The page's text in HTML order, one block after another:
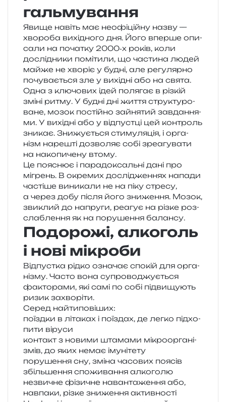
гальмування
Явище навіть має нео­фі­цій­ну назву —
хво­ро­ба вихі­дно­го дня. Його впер­ше опи­
са­ли на поча­тку 2000‑х років, коли
дослі­дни­ки помі­ти­ли, що части­на людей
майже не хво­ріє у будні, але регу­ляр­но
почу­ва­є­ться зле у вихі­дні або на свята.
Одна з клю­чо­вих ідей поля­гає в різ­кій
зміні ритму. У будні дні життя стру­кту­ро­
ва­не, мозок постій­но зайня­тий зав­да­н­ня­
ми. У вихі­дні або у від­пус­тці цей кон­троль
зни­кає. Знижується сти­му­ля­ція, і орга­
нізм наре­шті дозво­ляє собі зре­а­гу­ва­ти
на нако­пи­че­ну втому.
Це пояснює і пара­до­ксаль­ні дані про
мігрень. В окре­мих дослі­дже­н­нях напа­ди
часті­ше вини­ка­ли не на піку стре­су,
а через добу після його зни­же­н­ня. Мозок,
зви­клий до напру­ги, реа­гує на різке роз­
сла­бле­н­ня як на пору­ше­н­ня балансу.
Подорожі, алкоголь
і нові мікроби
Відпустка рідко озна­чає спо­кій для орга­
ні­зму. Часто вона супро­во­джу­є­ться
факто­ра­ми, які самі по собі під­ви­щу­ють
ризик захворіти.
Серед най­ти­по­ві­ших:
поїзд­ки в літа­ках і поїздах, де легко під­хо­
пи­ти віруси
кон­такт з нови­ми шта­ма­ми мікро­ор­га­ні­
змів, до яких немає імунітету
пору­ше­н­ня сну, зміна часо­вих поясів
збіль­ше­н­ня спо­жи­ва­н­ня алкоголю
незви­чне фізи­чне наван­та­же­н­ня або,
нав­па­ки, різке зни­же­н­ня активності